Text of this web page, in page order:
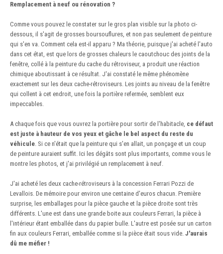
Remplacement à neuf ou rénovation ?
Comme vous pouvez le constater sur le gros plan visible sur la photo ci-
dessous, il s'agit de grosses boursouflures, et non pas seulement de peinture
qui s'en va. Comment cela est-il apparu ? Ma théorie, puisque j'ai acheté l'auto
dans cet état, est que lors de grosses chaleurs le caoutchouc des joints de la
fenêtre, collé à la peinture du cache du rétroviseur, a produit une réaction
chimique aboutissant à ce résultat. J'ai constaté le même phénomène
exactement sur les deux cache-rétroviseurs. Les joints au niveau de la fenêtre
qui collent à cet endroit, une fois la portière refermée, semblent eux
impeccables.
A chaque fois que vous ouvrez la portière pour sortir de l'habitacle, ce défaut
est juste à hauteur de vos yeux et gâche le bel aspect du reste du
véhicule. Si ce n'était que la peinture qui s'en allait, un ponçage et un coup
de peinture auraient suffit. Ici les dégâts sont plus importants, comme vous le
montre les photos, et j'ai privilégié un remplacement à neuf.
J'ai acheté les deux cache-rétroviseurs à la concession Ferrari Pozzi de
Levallois. De mémoire pour environ une centaine d'euros chacun. Première
surprise, les emballages pour la pièce gauche et la pièce droite sont très
différents. L'une est dans une grande boite aux couleurs Ferrari, la pièce à
l'intérieur étant emballée dans du papier bulle. L'autre est posée sur un carton
fin aux couleurs Ferrari, emballée comme si la pièce était sous vide. J'aurais
dû me méfier !